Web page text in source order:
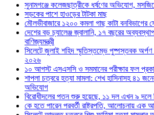
সুনামগঞ্জে কলেজছাত্রীকে ধর্ষণের অভিযোগ,
সড়কের পাশে হাওড়ের টাটকা মাছ
মৌলভীবাজারে ১২০০ কমলা গাছ কাটা বনবিভাগের
দেশের বড় চ্যালেঞ্জ জ্বালানি, ১৭ বছরের
বাণিজ্যমন্ত্রী
সিলেটে জুলাই শহিদ স্মৃতিস্তম্ভে পুষ্পস্তবক
২০২৬
১০ আগস্ট এসএসসি ও সমমানের পরীক্ষার ফল
শাপলা চত্বরে হত্যা মামলা: শেখ হাসিনাসহ ৪১
অভিযোগ
বিরোধীদলের পতন শুরু হয়েছে, ১১ দল এখন ৯ দলে
কে হতে পারেন পরবর্তী রাষ্ট্রপতি, আলোচনায় এক